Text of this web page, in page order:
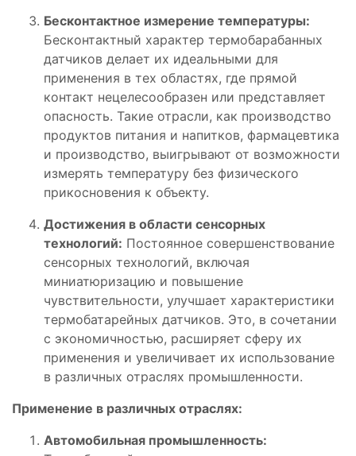
Бесконтактное измерение температуры:
Бесконтактный характер термобарабанных
датчиков делает их идеальными для
применения в тех областях, где прямой
контакт нецелесообразен или представляет
опасность. Такие отрасли, как производство
продуктов питания и напитков, фармацевтика
и производство, выигрывают от возможности
измерять температуру без физического
прикосновения к объекту.
Достижения в области сенсорных
технологий: Постоянное совершенствование
сенсорных технологий, включая
миниатюризацию и повышение
чувствительности, улучшает характеристики
термобатарейных датчиков. Это, в сочетании
с экономичностью, расширяет сферу их
применения и увеличивает их использование
в различных отраслях промышленности.
Применение в различных отраслях:
Автомобильная промышленность: